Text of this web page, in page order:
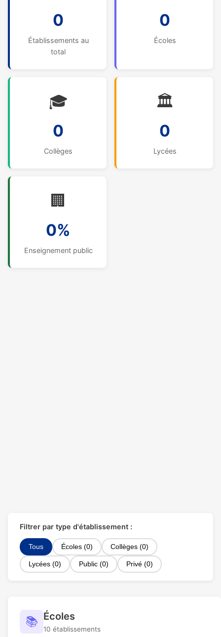
0
Établissements au
total
0
Écoles
🎓
0
Collèges
🏛️
0
Lycées
🏢
0%
Enseignement public
Filtrer par type d'établissement :
Tous Écoles (0) Collèges (0)
Lycées (0) Public (0) Privé (0)
📚 Écoles
10 établissements